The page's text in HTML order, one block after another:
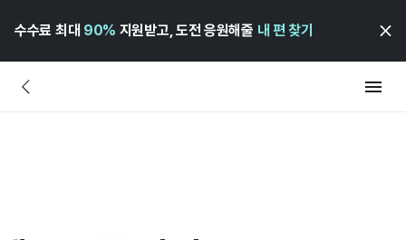
수수료 최대 90% 지원받고, 도전 응원해줄 내 편 찾기